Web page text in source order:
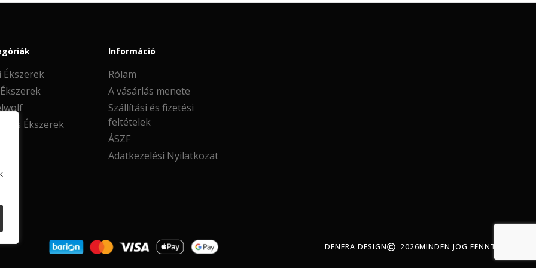
Ékszerek
Ékszerek
Információ
Rólam
A vásárlás menete
Szállítási és fizetési
feltételek
ÁSZF
Adatkezelési Nyilatkozat
DENERA DESIGN 2026MINDEN JOG FENNTARTVA!